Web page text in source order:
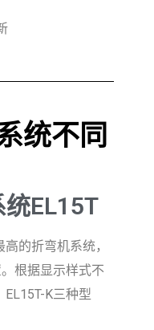
统不同
统EL15T
的折弯机系统，
根据显示样式不
EL15T-K三种型